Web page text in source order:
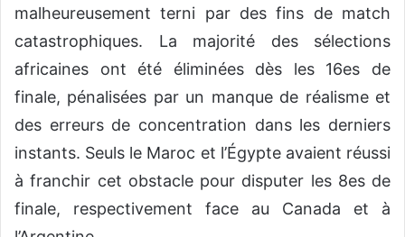
malheureusement terni par des fins de match
catastrophiques. La majorité des sélections
africaines ont été éliminées dès les 16es de
finale, pénalisées par un manque de réalisme et
des erreurs de concentration dans les derniers
instants. Seuls le Maroc et l’Égypte avaient réussi
à franchir cet obstacle pour disputer les 8es de
finale, respectivement face au Canada et à